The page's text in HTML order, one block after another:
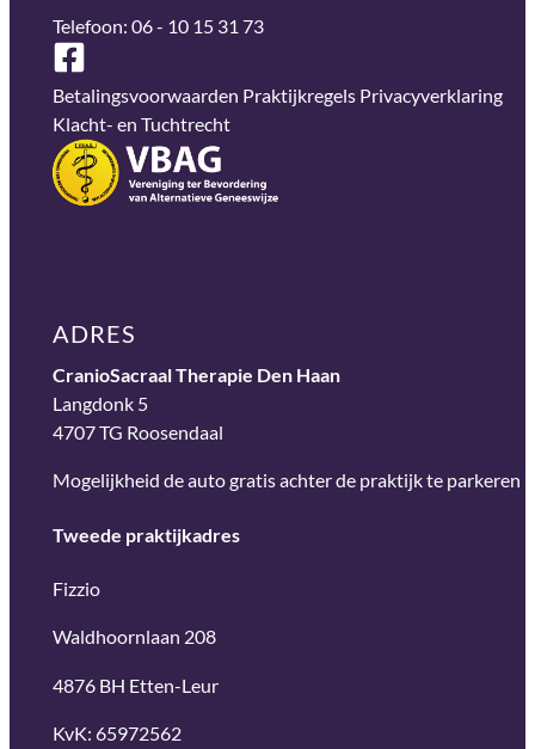
Telefoon: 06 - 10 15 31 73
Betalingsvoorwaarden Praktijkregels Privacyverklaring
Klacht- en Tuchtrecht
ADRES
CranioSacraal Therapie Den Haan
Langdonk 5
4707 TG Roosendaal
Mogelijkheid de auto gratis achter de praktijk te parkeren
Tweede praktijkadres
Fizzio
Waldhoornlaan 208
4876 BH Etten-Leur
KvK: 65972562